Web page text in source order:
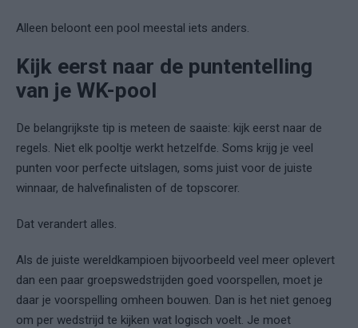
Alleen beloont een pool meestal iets anders.
Kijk eerst naar de puntentelling
van je WK-pool
De belangrijkste tip is meteen de saaiste: kijk eerst naar de
regels. Niet elk pooltje werkt hetzelfde. Soms krijg je veel
punten voor perfecte uitslagen, soms juist voor de juiste
winnaar, de halvefinalisten of de topscorer.
Dat verandert alles.
Als de juiste wereldkampioen bijvoorbeeld veel meer oplevert
dan een paar groepswedstrijden goed voorspellen, moet je
daar je voorspelling omheen bouwen. Dan is het niet genoeg
om per wedstrijd te kijken wat logisch voelt. Je moet